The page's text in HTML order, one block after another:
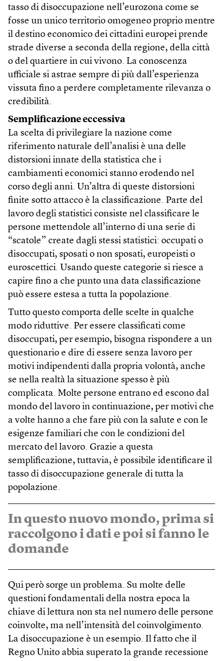
tasso di disoccupazione nell’eurozona come se
fosse un unico territorio omogeneo proprio mentre
il destino economico dei cittadini europei prende
strade diverse a seconda della regione, della città
o del quartiere in cui vivono. La conoscenza
ufficiale si astrae sempre di più dall’esperienza
vissuta fino a perdere completamente rilevanza o
credibilità.
Semplificazione eccessiva
La scelta di privilegiare la nazione come
riferimento naturale dell’analisi è una delle
distorsioni innate della statistica che i
cambiamenti economici stanno erodendo nel
corso degli anni. Un’altra di queste distorsioni
finite sotto attacco è la classificazione. Parte del
lavoro degli statistici consiste nel classificare le
persone mettendole all’interno di una serie di
“scatole” create dagli stessi statistici: occupati o
disoccupati, sposati o non sposati, europeisti o
euroscettici. Usando queste categorie si riesce a
capire fino a che punto una data classificazione
può essere estesa a tutta la popolazione.
Tutto questo comporta delle scelte in qualche
modo riduttive. Per essere classificati come
disoccupati, per esempio, bisogna rispondere a un
questionario e dire di essere senza lavoro per
motivi indipendenti dalla propria volontà, anche
se nella realtà la situazione spesso è più
complicata. Molte persone entrano ed escono dal
mondo del lavoro in continuazione, per motivi che
a volte hanno a che fare più con la salute e con le
esigenze familiari che con le condizioni del
mercato del lavoro. Grazie a questa
semplificazione, tuttavia, è possibile identificare il
tasso di disoccupazione generale di tutta la
popolazione.
In questo nuovo mondo, prima si
raccolgono i dati e poi si fanno le
domande
Qui però sorge un problema. Su molte delle
questioni fondamentali della nostra epoca la
chiave di lettura non sta nel numero delle persone
coinvolte, ma nell’intensità del coinvolgimento.
La disoccupazione è un esempio. Il fatto che il
Regno Unito abbia superato la grande recessione